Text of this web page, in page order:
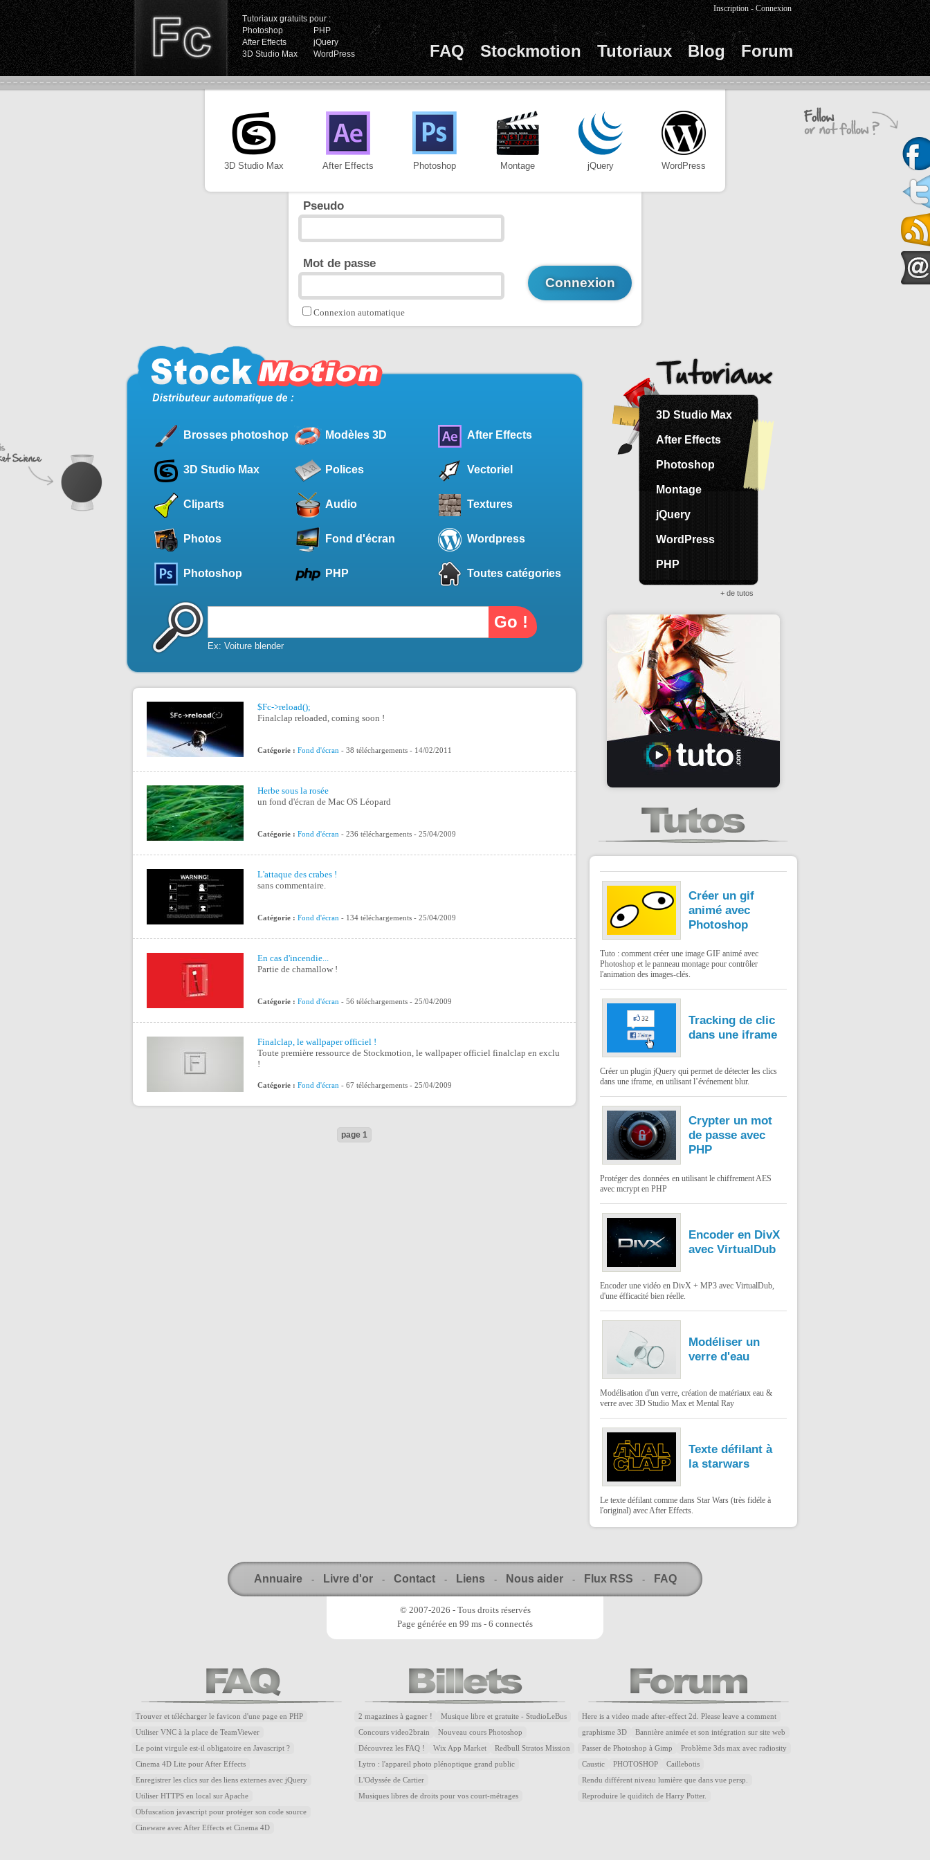
Tutoriaux gratuits pour :
Photoshop
PHP
After Effects
jQuery
3D Studio Max
WordPress FAQ Stockmotion Tutoriaux Blog Forum
Inscription -Connexion
3D Studio Max After Effects Photoshop Montage jQuery WordPress
Pseudo
Mot de passe
Connexion automatique
Brosses photoshop Modèles 3D After Effects
3D Studio Max Polices Vectoriel
Cliparts Audio Textures
Photos Fond d'écran Wordpress
Photoshop PHP Toutes catégories
Ex: Voiture blender
$Fc->reload();
Finalclap reloaded, coming soon !
Catégorie : Fond d'écran - 38 téléchargements - 14/02/2011
Herbe sous la rosée
un fond d'écran de Mac OS Léopard
Catégorie : Fond d'écran - 236 téléchargements - 25/04/2009
L'attaque des crabes !
sans commentaire.
Catégorie : Fond d'écran - 134 téléchargements - 25/04/2009
En cas d'incendie...
Partie de chamallow !
Catégorie : Fond d'écran - 56 téléchargements - 25/04/2009
Finalclap, le wallpaper officiel !
Toute première ressource de Stockmotion, le wallpaper officiel finalclap en exclu
!
Catégorie : Fond d'écran - 67 téléchargements - 25/04/2009
page 1
3D Studio Max
After Effects
Photoshop
Montage
jQuery
WordPress
PHP
+ de tutos
Créer un gif
animé avec
Photoshop
Tuto : comment créer une image GIF animé avec
Photoshop et le panneau montage pour contrôler
l'animation des images-clés.
Tracking de clic
dans une iframe
Créer un plugin jQuery qui permet de détecter les clics
dans une iframe, en utilisant l’événement blur.
Crypter un mot
de passe avec
PHP
Protéger des données en utilisant le chiffrement AES
avec mcrypt en PHP
Encoder en DivX
avec VirtualDub
Encoder une vidéo en DivX + MP3 avec VirtualDub,
d'une éfficacité bien réelle.
Modéliser un
verre d'eau
Modélisation d'un verre, création de matériaux eau &
verre avec 3D Studio Max et Mental Ray
Texte défilant à
la starwars
Le texte défilant comme dans Star Wars (très fidéle à
l'original) avec After Effects.
Annuaire - Livre d'or - Contact - Liens - Nous aider - Flux RSS - FAQ
© 2007-2026 - Tous droits réservés
Page générée en 99 ms - 6 connectés
Trouver et télécharger le favicon d'une page en PHP
Utiliser VNC à la place de TeamViewer
Le point virgule est-il obligatoire en Javascript ?
Cinema 4D Lite pour After Effects
Enregistrer les clics sur des liens externes avec jQuery
Utiliser HTTPS en local sur Apache
Obfuscation javascript pour protéger son code source
Cineware avec After Effects et Cinema 4D
2 magazines à gagner ! Musique libre et gratuite - StudioLeBus
Concours video2brain Nouveau cours Photoshop
Découvrez les FAQ ! Wix App Market Redbull Stratos Mission
Lytro : l'appareil photo plénoptique grand public
L'Odyssée de Cartier
Musiques libres de droits pour vos court-métrages
Here is a video made after-effect 2d. Please leave a comment
graphisme 3D Bannière animée et son intégration sur site web
Passer de Photoshop à Gimp Problème 3ds max avec radiosity
Caustic PHOTOSHOP Caillebotis
Rendu différent niveau lumière que dans vue persp.
Reproduire le quiditch de Harry Potter.